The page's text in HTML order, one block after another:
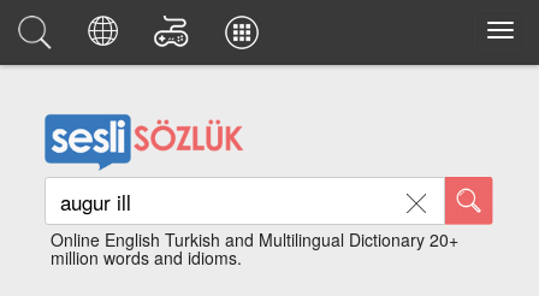
Online English Turkish and Multilingual Dictionary 20+
million words and idioms.